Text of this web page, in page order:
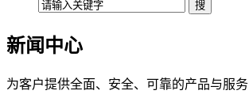
新闻中心
为客户提供全面、安全、可靠的产品与服务